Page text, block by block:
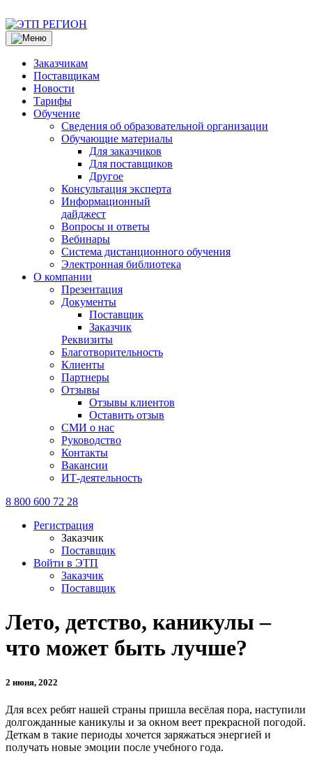
Заказчикам
Поставщикам
Новости
Тарифы
Обучение
Сведения об образовательной организации
Обучающие материалы
Для заказчиков
Для поставщиков
Другое
Консультация эксперта
Информационный
дайджест
Вопросы и ответы
Вебинары
Система дистанционного обучения
Электронная библиотека
О компании
Презентация
Документы
Поставщик
Заказчик
Реквизиты
Благотворительность
Клиенты
Партнеры
Отзывы
Отзывы клиентов
Оставить отзыв
СМИ о нас
Руководство
Контакты
Вакансии
ИТ-деятельность
8 800 600 72 28
Регистрация
Заказчик
Поставщик
Войти в ЭТП
Заказчик
Поставщик
Лето, детство, каникулы –
что может быть лучше?
2 июня, 2022
Для всех ребят нашей страны пришла весёлая пора, наступили
долгожданные каникулы и за окном веет прекрасной погодой.
Деткам в такие периоды хочется заряжаться энергией и
получать новые эмоции после учебного года.